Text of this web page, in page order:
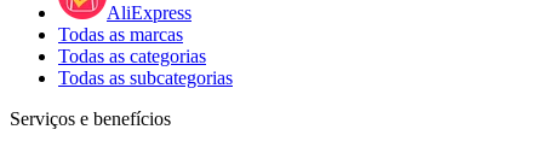
AliExpress
Todas as marcas
Todas as categorias
Todas as subcategorias
Serviços e benefícios